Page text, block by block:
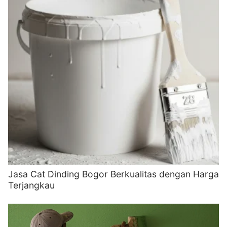
Jasa Cat Dinding Bogor Berkualitas dengan Harga
Terjangkau